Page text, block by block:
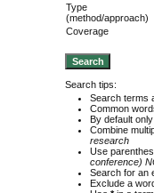
Type
(method/approach)
Coverage
Search tips:
Search terms
Common
By default
Combine
research
Use
conference)
Search for an
Exclude a